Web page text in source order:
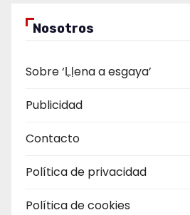
Nosotros
Sobre ‘Ḷḷena a esgaya’
Publicidad
Contacto
Política de privacidad
Política de cookies